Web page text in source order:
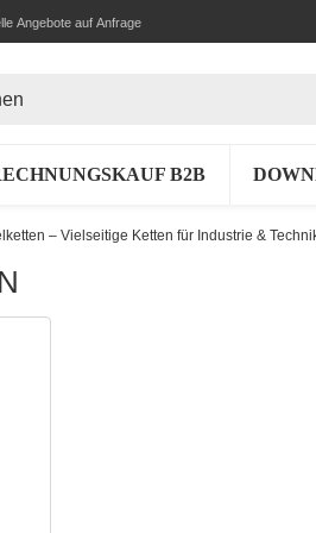
Angebote auf Anfrage
B2B
– Vielseitige Ketten für Industrie &